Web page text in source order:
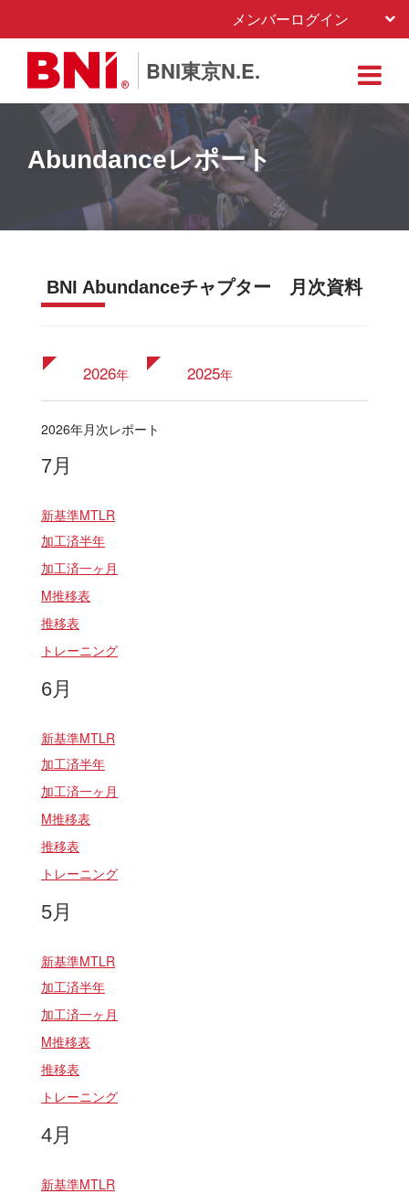
メンバーログイン
BNI東京N.E.
Abundanceレポート
BNI Abundanceチャプター 月次資料
2026年 2025年
2026年月次レポート
7月
新基準MTLR
加工済半年
加工済一ヶ月
M推移表
推移表
トレーニング
6月
新基準MTLR
加工済半年
加工済一ヶ月
M推移表
推移表
トレーニング
5月
新基準MTLR
加工済半年
加工済一ヶ月
M推移表
推移表
トレーニング
4月
新基準MTLR